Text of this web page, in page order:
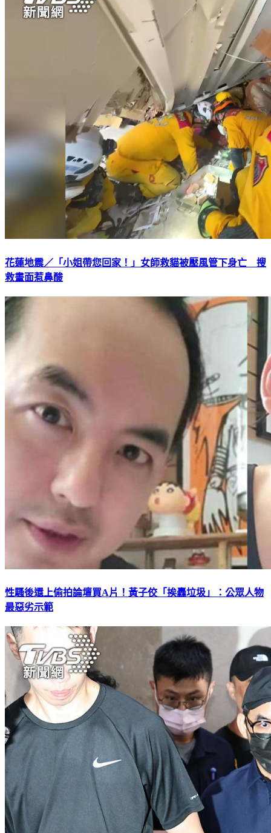
花蓮地震／「小姐帶您回家！」女師救貓被壓風管下身亡 搜
救畫面惹鼻酸
性騷後還上偷拍論壇買A片！黃子佼「挨轟垃圾」：公眾人物
最惡劣示範